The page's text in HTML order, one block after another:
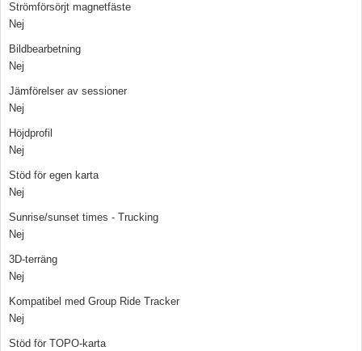
Strömförsörjt magnetfäste
Nej
Bildbearbetning
Nej
Jämförelser av sessioner
Nej
Höjdprofil
Nej
Stöd för egen karta
Nej
Sunrise/sunset times - Trucking
Nej
3D-terräng
Nej
Kompatibel med Group Ride Tracker
Nej
Stöd för TOPO-karta